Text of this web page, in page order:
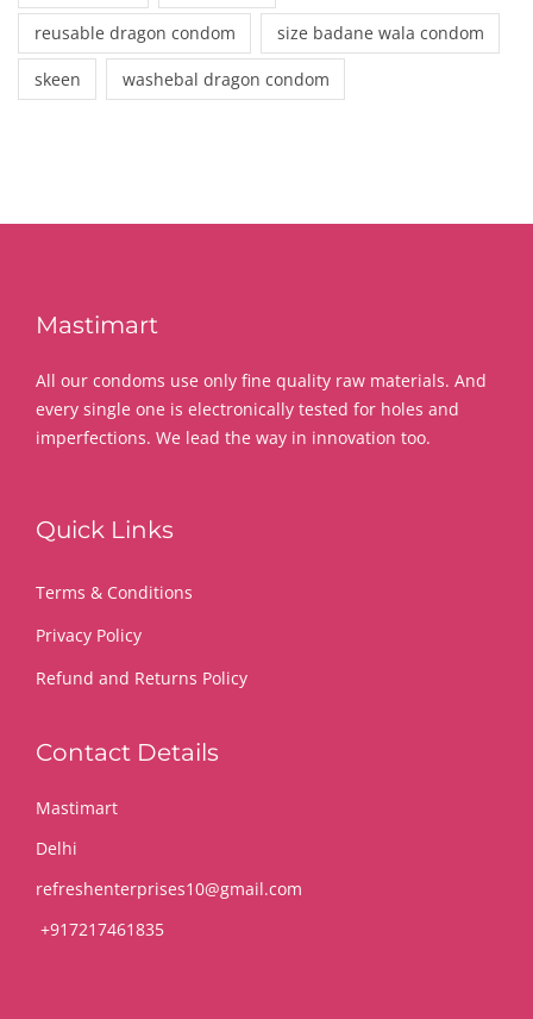
reusable dragon condom size badane wala condom
skeen washebal dragon condom
Mastimart
All our condoms use only fine quality raw materials. And
every single one is electronically tested for holes and
imperfections. We lead the way in innovation too.
Quick Links
Terms & Conditions
Privacy Policy
Refund and Returns Policy
Contact Details
Mastimart
Delhi
refreshenterprises10@gmail.com
+917217461835